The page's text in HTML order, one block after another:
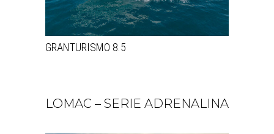
GRANTURISMO 8.5
LOMAC – SERIE ADRENALINA